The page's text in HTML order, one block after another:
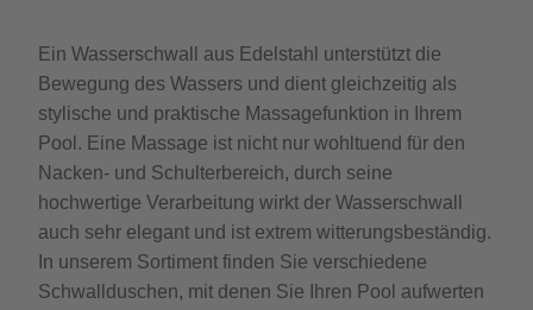
Ein Wasserschwall aus Edelstahl unterstützt die
Bewegung des Wassers und dient gleichzeitig als
stylische und praktische Massagefunktion in Ihrem
Pool. Eine Massage ist nicht nur wohltuend für den
Nacken- und Schulterbereich, durch seine
hochwertige Verarbeitung wirkt der Wasserschwall
auch sehr elegant und ist extrem witterungsbeständig.
In unserem Sortiment finden Sie verschiedene
Schwallduschen, mit denen Sie Ihren Pool aufwerten